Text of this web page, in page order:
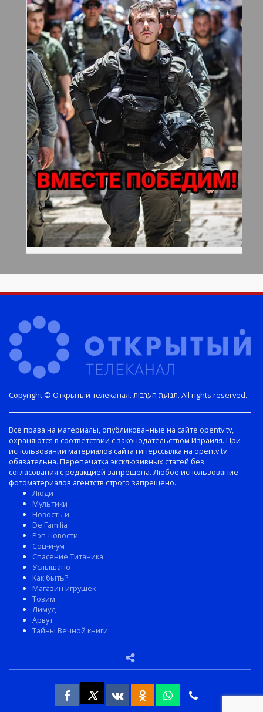
Copyright © Открытый телеканал. תנועת הערבות. All rights reserved.
Все права на материалы, опубликованные на сайте opentv.tv,
охраняются в соответствии с законодательством Израиля. При
использовании материалов сайта гиперссылка на opentv.tv
обязательна. Перепечатка эксклюзивных статей без
согласования с редакцией запрещена. Любое использование
фотоматериалов агентств строго запрещено.
Люди
Мультики
Новость и
De Familia
Рэп-новости
Соц-и-ум
Спасение Титаника
Услышано
Как быть?
Магазин игрушек
Товим
Лимуд
Арвут
Тайны Вечной книги